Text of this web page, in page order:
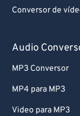
Conversor de
Audio
MP3 Conversor
MP4 para MP3
Video para MP3